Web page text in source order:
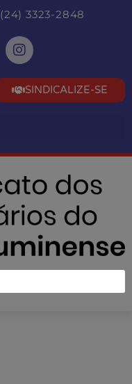
(24) 3323-2848
SINDICALIZE-SE